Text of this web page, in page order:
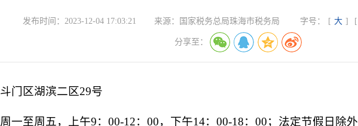
发布时间： 2023-12-04 17:03:21 来源： 国家税务总局珠海市税务局 字号： [ 大 ] [
分享至：
斗门区湖滨二区29号
周一至周五，上午9：00-12：00，下午14：00-18：00；法定节假日除外